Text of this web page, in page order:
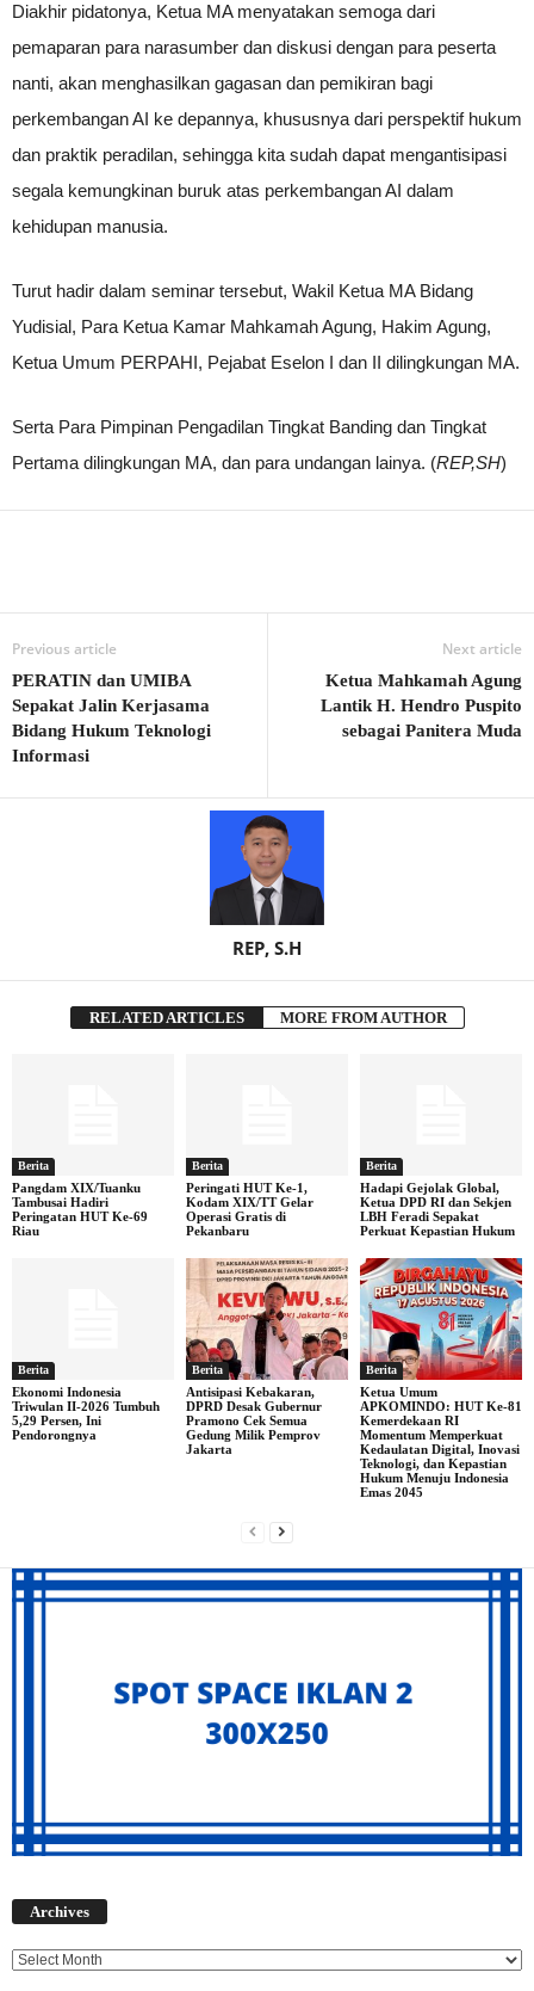
Diakhir pidatonya, Ketua MA menyatakan semoga dari
pemaparan para narasumber dan diskusi dengan para peserta
nanti, akan menghasilkan gagasan dan pemikiran bagi
perkembangan AI ke depannya, khususnya dari perspektif hukum
dan praktik peradilan, sehingga kita sudah dapat mengantisipasi
segala kemungkinan buruk atas perkembangan AI dalam
kehidupan manusia.
Turut hadir dalam seminar tersebut, Wakil Ketua MA Bidang
Yudisial, Para Ketua Kamar Mahkamah Agung, Hakim Agung,
Ketua Umum PERPAHI, Pejabat Eselon I dan II dilingkungan MA.
Serta Para Pimpinan Pengadilan Tingkat Banding dan Tingkat
Pertama dilingkungan MA, dan para undangan lainya. (REP,SH)
Previous article
PERATIN dan UMIBA
Sepakat Jalin Kerjasama
Bidang Hukum Teknologi
Informasi
Next article
Ketua Mahkamah Agung
Lantik H. Hendro Puspito
sebagai Panitera Muda
REP, S.H
RELATED ARTICLES MORE FROM AUTHOR
Berita
Pangdam XIX/Tuanku
Tambusai Hadiri
Peringatan HUT Ke-69
Riau
Berita
Peringati HUT Ke-1,
Kodam XIX/TT Gelar
Operasi Gratis di
Pekanbaru
Berita
Hadapi Gejolak Global,
Ketua DPD RI dan Sekjen
LBH Feradi Sepakat
Perkuat Kepastian Hukum
Berita
Ekonomi Indonesia
Triwulan II-2026 Tumbuh
5,29 Persen, Ini
Pendorongnya
Berita
Antisipasi Kebakaran,
DPRD Desak Gubernur
Pramono Cek Semua
Gedung Milik Pemprov
Jakarta
Berita
Ketua Umum
APKOMINDO: HUT Ke-81
Kemerdekaan RI
Momentum Memperkuat
Kedaulatan Digital, Inovasi
Teknologi, dan Kepastian
Hukum Menuju Indonesia
Emas 2045
Archives